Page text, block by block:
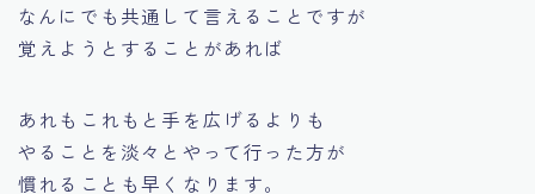
なんにでも共通して言えることですが
覚えようとすることがあれば
あれもこれもと手を広げるよりも
やることを淡々とやって行った方が
慣れることも早くなります。